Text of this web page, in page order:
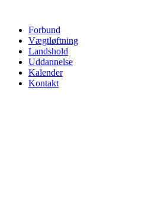
indholdForbund
Vægtløftning
Landshold
Uddannelse
Kalender
Kontakt